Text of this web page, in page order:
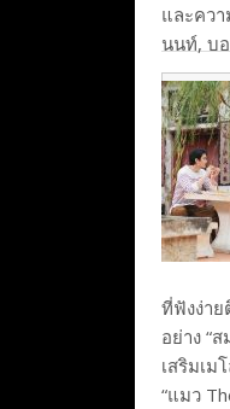
และคว
นนท์, บ
ที่ฟังง่าย
อย่าง “
เสริมเ
“แมว